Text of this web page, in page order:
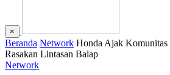
×
Beranda Network Honda Ajak Komunitas
Rasakan Lintasan Balap
Network